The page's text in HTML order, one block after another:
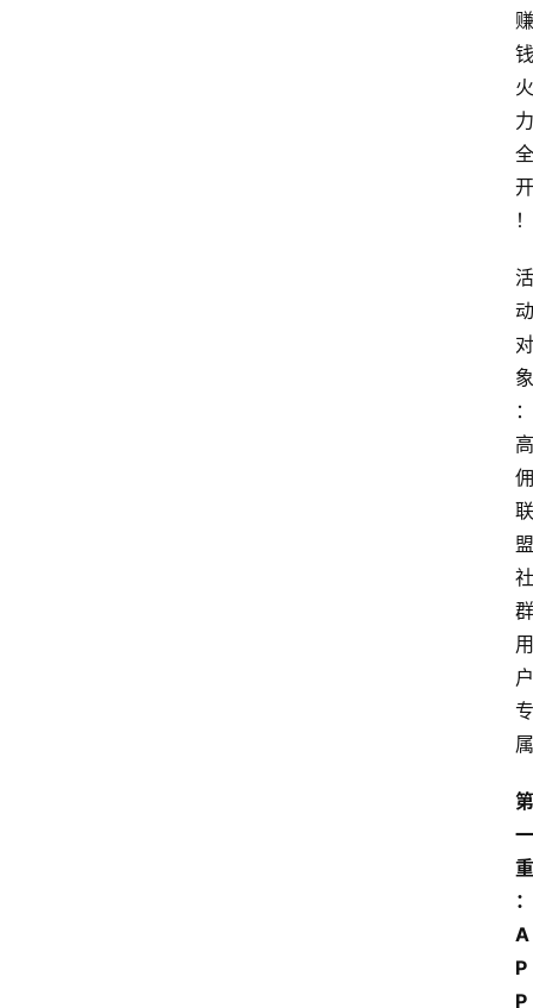
赚
钱
火
力
全
开
！
活
动
对
象
：
高
佣
联
盟
社
群
用
户
专
属
第
一
重
：
A
P
P